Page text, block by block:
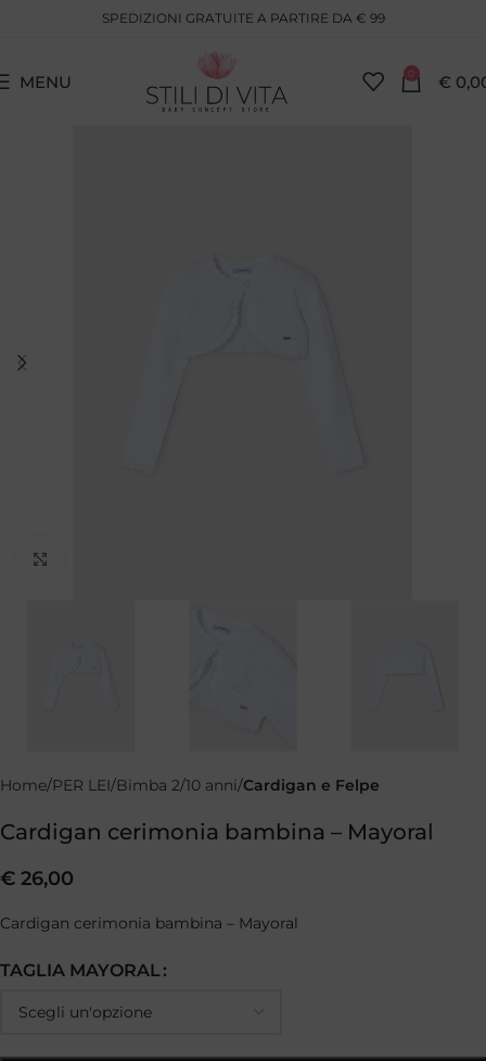
SPEDIZIONI GRATUITE A PARTIRE DA € 99
MENU 0 €
Home PER LEI Bimba 2/10 anni Cardigan e Felpe
Cardigan cerimonia bambina – Mayoral
€ 26,00
Cardigan cerimonia bambina – Mayoral
TAGLIA MAYORAL